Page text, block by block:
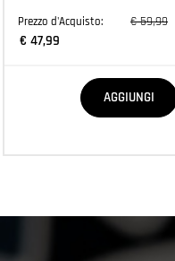
Prezzo d'Acquisto: € 59,99
€ 47,99
AGGIUNGI